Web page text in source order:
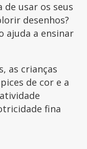
de usar os seus
desenhos?
ajuda a ensinar
as crianças
de cor e a
fina